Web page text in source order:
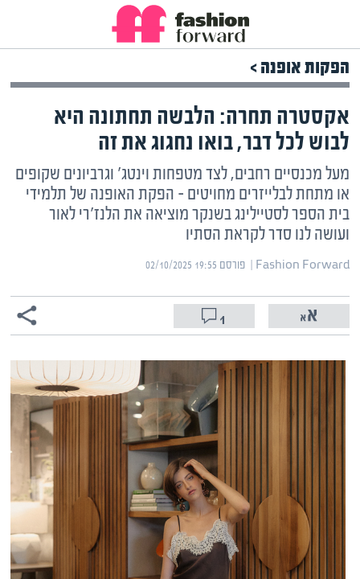
הפקות אופנה >
אקסטרה תחרה: הלבשה תחתונה היא
לבוש לכל דבר, בואו נחגוג את זה
מעל מכנסיים רחבים, לצד מטפחות וינטג' וגרביונים שקופים
או מתחת לבלייזרים מחויטים – הפקת האופנה של תלמידי
בית הספר לסטיילינג בשנקר מוציאה את הלנז'רי לאור
ועושה לנו סדר לקראת הסתיו
Fashion Forward | ‏ פורסם ‎02/10/2025 19:55
1